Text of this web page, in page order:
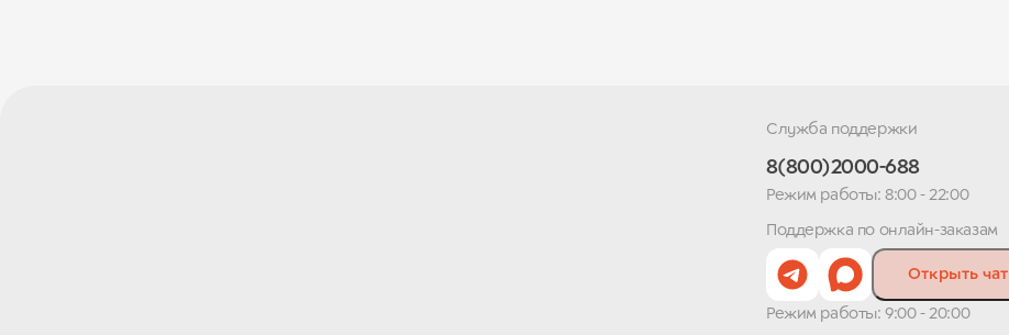
Служба поддержки
8(800)2000-688
Режим работы: 8:00 - 22:00
Поддержка по онлайн-заказам
Открыть чат
Режим работы: 9:00 - 20:00